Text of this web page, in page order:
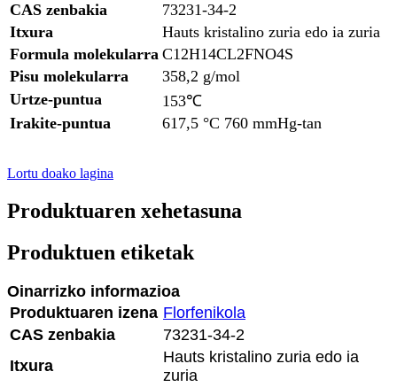
CAS zenbakia
73231-34-2
Itxura
Hauts kristalino zuria edo ia zuria
Formula molekularra C12H14CL2FNO4S
Pisu molekularra
358,2 g/mol
Urtze-puntua
153℃
Irakite-puntua
617,5 °C 760 mmHg-tan
Lortu doako lagina
Produktuaren xehetasuna
Produktuen etiketak
Oinarrizko informazioa
Produktuaren izena Florfenikola
CAS zenbakia
73231-34-2
Itxura
Hauts kristalino zuria edo ia
zuria